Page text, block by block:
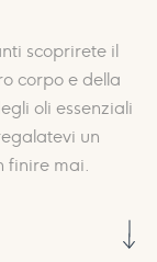
scoprirete il
corpo e della
oli essenziali
un
finire mai.